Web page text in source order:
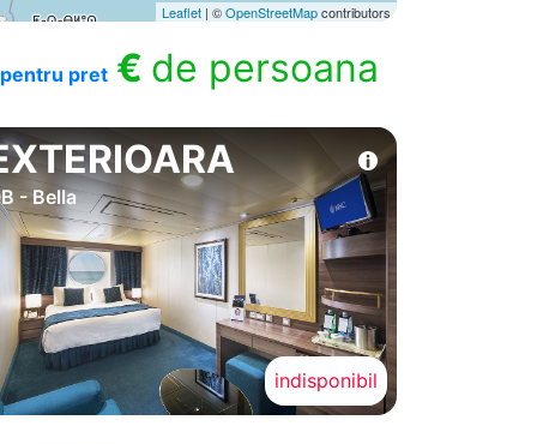
Leaflet | ©OpenStreetMapcontributors
pret € de persoana
- Bella
indisponibil